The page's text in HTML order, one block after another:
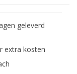
geleverd
extra kosten